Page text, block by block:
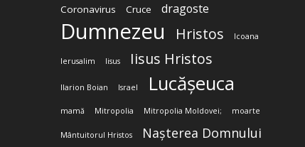
Coronavirus
Cruce dragoste
Dumnezeu Hristos Icoana
Ierusalim Iisus Iisus Hristos
Ilarion Boian Israel Lucășeuca
mamă Mitropolia Mitropolia Moldovei; moarte
Mântuitorul Hristos Nașterea Domnului